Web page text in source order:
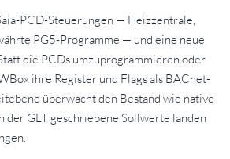
PCD-Steuerungen — Heizzentrale,
PG5-Programme — und eine neue
die PCDs umzuprogrammieren oder
ihre Register und Flags als BACnet-
überwacht den Bestand wie native
der GLT geschriebene Sollwerte landen